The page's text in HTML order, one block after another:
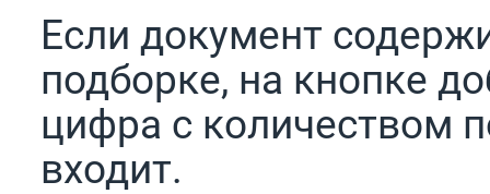
Если документ
подборке, на кнопке
цифра с количеством
входит.